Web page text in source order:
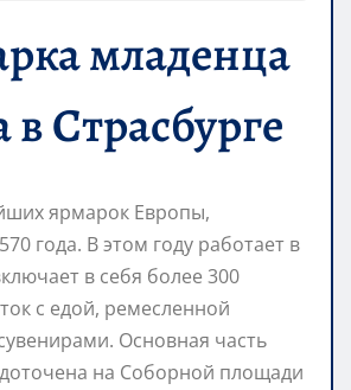
младенца
Страсбурге
ярмарок Европы,
года. В этом году работает в
в себя более 300
с едой, ремесленной
Основная часть
на Соборной площади